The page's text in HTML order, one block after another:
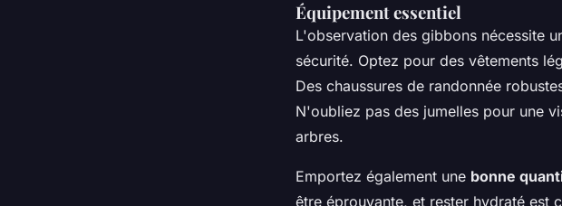
Équipement essentiel
L'observation des gibbons nécessite
sécurité. Optez pour des vêtements
Des chaussures de randonnée
N'oubliez pas des jumelles pour une
arbres.
Emportez également une bonne
être éprouvante, et rester hydraté est